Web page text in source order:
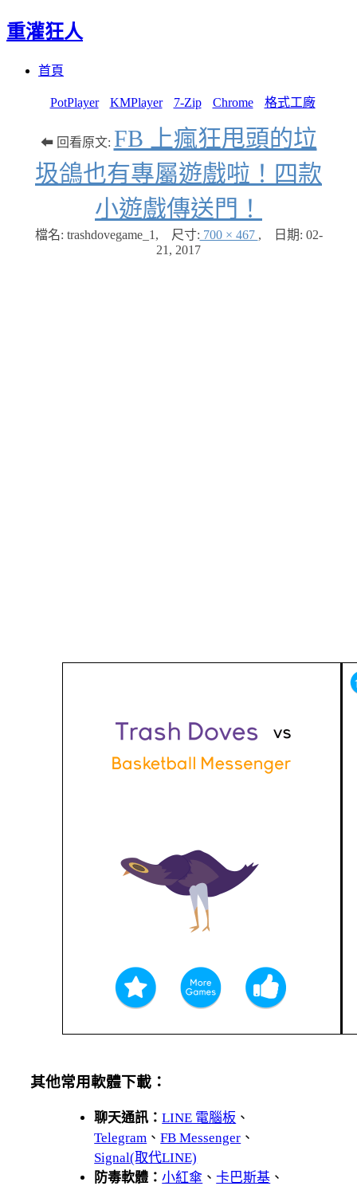
重灌狂人
首頁
PotPlayer KMPlayer 7-Zip Chrome 格式工廠
⬅ 回看原文: FB 上瘋狂甩頭的垃
圾鴿也有專屬遊戲啦！四款
小遊戲傳送門！
檔名: trashdovegame_1 , 尺寸: 700 × 467 , 日期: 02-
21, 2017
其他常用軟體下載：
聊天通訊：LINE 電腦板 、
Telegram 、FB Messenger 、
Signal(取代LINE)
防毒軟體：小紅傘 、卡巴斯基 、